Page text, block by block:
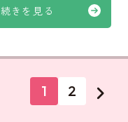
続きを見る
1 2